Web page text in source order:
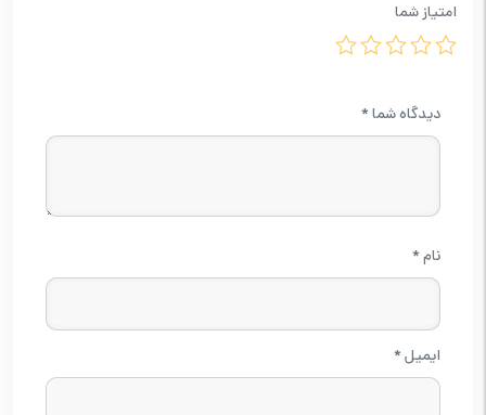
امتیاز شما
دیدگاه شما*
نام*
ایمیل*